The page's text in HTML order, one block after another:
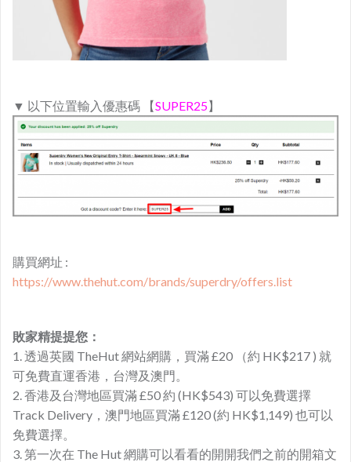
▼ 以下位置輸入優惠碼 【SUPER25】
購買網址 :
https://www.thehut.com/brands/superdry/offers.list
敗家精提提您：
1. 透過英國 TheHut 網站網購，買滿 £20 （約 HK$217 ) 就
可免費直運香港，台灣及澳門。
2. 香港及台灣地區買滿 £50 約 (HK$543) 可以免費選擇
Track Delivery，澳門地區買滿 £120 (約 HK$1,149) 也可以
免費選擇。
3. 第一次在 The Hut 網購可以看看的開開我們之前的開箱文